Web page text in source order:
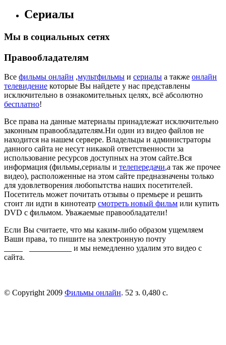
Сериалы
Мы в социальных сетях
Правообладателям
Все фильмы онлайн ,мультфильмы и сериалы а также онлайн
телевидение которые Вы найдете у нас представлены
исключительно в ознакомительных целях, всё абсолютно
бесплатно!
Все права на данные материалы принадлежат исключительно
законным правообладателям.Ни один из видео файлов не
находится на нашем сервере. Владельцы и администраторы
данного сайта не несут никакой ответственности за
использование ресурсов доступных на этом сайте.Вся
информация (фильмы,сериалы и телепередачи,а так же прочее
видео), расположенные на этом сайте предназначены только
для удовлетворения любопытства наших посетителей.
Посетитель может почитать отзывы о премьере и решить
стоит ли идти в кинотеатр смотреть новый фильм или купить
DVD с фильмом. Уважаемые правообладатели!
Если Вы считаете, что мы каким-либо образом ущемляем
Ваши права, то пишите на электронную почту
и мы немедленно удалим это видео с
сайта.
© Copyright 2009 Фильмы онлайн. 52 з. 0,480 с.